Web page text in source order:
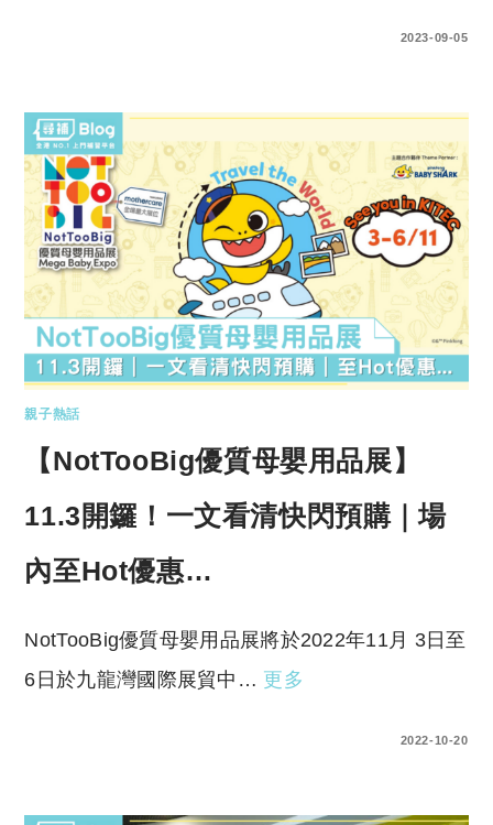
2023-09-05
親子熱話
【NotTooBig優質母嬰用品展】
11.3開鑼！一文看清快閃預購｜場
內至Hot優惠…
NotTooBig優質母嬰用品展將於2022年11月 3日至
6日於九龍灣國際展貿中… 更多
2022-10-20